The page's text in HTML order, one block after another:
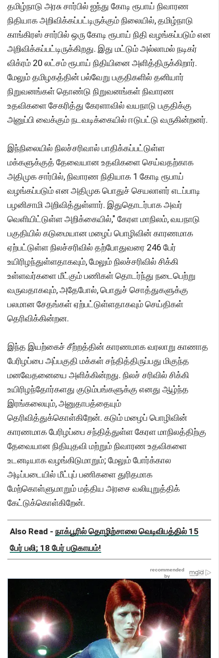
தமிழ்நாடு அரசு சார்பில் ஐந்து கோடி ரூபாய் நிவாரண
நிதியாக அறிவிக்கப்பட்டிருக்கும் நிலையில், தமிழ்நாடு
காங்கிரஸ் சார்பில் ஒரு கோடி ரூபாய் நிதி வழங்கப்படும் என
அறிவிக்கப்பட்டிருக்கிறது. இது மட்டும் அல்லாமல் நடிகர்
விக்ரம் 20 லட்சம் ரூபாய் நிதியினை அளித்திருக்கிறார்.
மேலும் தமிழகத்தின் பல்வேறு பகுதிகளில் தனியார்
நிறுவனங்கள் தொண்டு நிறுவனங்கள் நிவாரண
உதவிகளை சேகரித்து கேரளாவில் வயநாடு பகுதிக்கு
அனுப்பி வைக்கும் நடவடிக்கையில் ஈடுபட்டு வருகின்றனர்.
இந்நிலையில் நிலச்சரிவால் பாதிக்கப்பட்டுள்ள
மக்களுக்குத் தேவையான உதவிகளை செய்வதற்காக
அதிமுக சார்பில், நிவாரண நிதியாக 1 கோடி ரூபாய்
வழங்கப்படும் என அதிமுக பொதுச் செயலாளர் எடப்பாடி
பழனிசாமி அறிவித்துள்ளார். இதுதொடர்பாக அவர்
வெளியிட்டுள்ள அறிக்கையில்," கேரள மாநிலம், வயநாடு
பகுதியில் கடுமையான மழைப் பொழிவின் காரணமாக
ஏற்பட்டுள்ள நிலச்சரிவில் தற்போதுவரை 246 பேர்
உயிரிழந்துள்ளதாகவும், மேலும் நிலச்சரிவில் சிக்கி
உள்ளவர்களை மீட்கும் பணிகள் தொடர்ந்து நடைபெற்று
வருவதாகவும், அதேபோல், பொதுச் சொத்துகளுக்கு
பலமான சேதங்கள் ஏற்பட்டுள்ளதாகவும் செய்திகள்
தெரிவிக்கின்றன.
இந்த இயற்கைச் சீற்றத்தின் காரணமாக வரலாறு காணாத
பேரிழப்பை அப்பகுதி மக்கள் சந்தித்திருப்பது மிகுந்த
மனவேதனையை அளிக்கின்றது. நிலச் சரிவில் சிக்கி
உயிரிழந்தோர்களது குடும்பங்களுக்கு எனது ஆழ்ந்த
இரங்கலையும், அனுதாபத்தையும்
தெரிவித்துக்கொள்கிறேன். கடும் மழைப் பொழிவின்
காரணமாக பேரிழப்பை சந்தித்துள்ள கேரள மாநிலத்திற்கு
தேவையான நிதியுதவி மற்றும் நிவாரண உதவிகளை
உடனடியாக வழங்கிடுமாறும்; மேலும் போர்க்கால
அடிப்படையில் மீட்புப் பணிகளை துரிதமாக
மேற்கொள்ளுமாறும் மத்திய அரசை வலியுறுத்திக்
கேட்டுக்கொள்கிறேன்.
Also Read - நாக்பூரில் தொழிற்சாலை வெடிவிபத்தில் 15
பேர் பலி; 18 பேர் படுகாயம்!